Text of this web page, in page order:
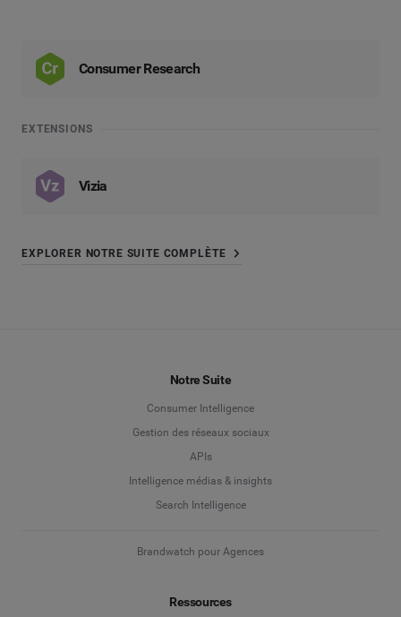
Continuer
* Champ obligatoire
Consumer Research
EXTENSIONS
Vizia
EXPLORER NOTRE SUITE COMPLÈTE
Notre Suite
Consumer Intelligence
Gestion des réseaux sociaux
APIs
Intelligence médias & insights
Search Intelligence
Brandwatch pour Agences
Ressources